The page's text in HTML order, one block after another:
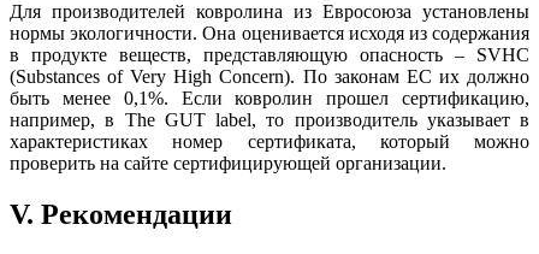
Для производителей ковролина из Евросоюза установлены
нормы экологичности. Она оценивается исходя из содержания
в продукте веществ, представляющую опасность – SVHC
(Substances of Very High Concern). По законам ЕС их должно
быть менее 0,1%. Если ковролин прошел сертификацию,
например, в The GUT label, то производитель указывает в
характеристиках номер сертификата, который можно
проверить на сайте сертифицирующей организации.
V. Рекомендации